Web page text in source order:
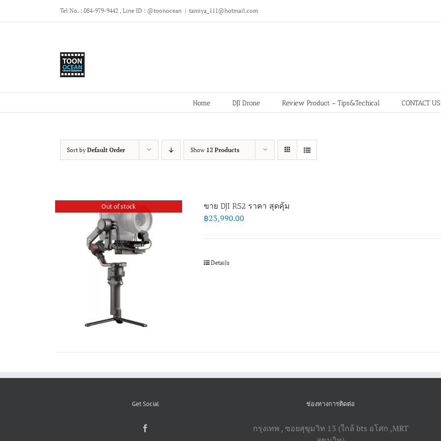
Tel No. : 084-979-9442 , Line ID : @toonocean | tamiya_111@hotmail.com
Home DJI Drone Review Product – Tips&Techical CONTACT US
Sort by Default Order Show 12 Products
Out of stock ขาย DJI RS2 ราคา สุดคุ้ม
฿23,990.00
Details
Get Social ช่องทางการติดต่อ
กรุงเทพ , ซอยสุขุมวิท 13 (ใกล้ bts อโศก ,​MRT